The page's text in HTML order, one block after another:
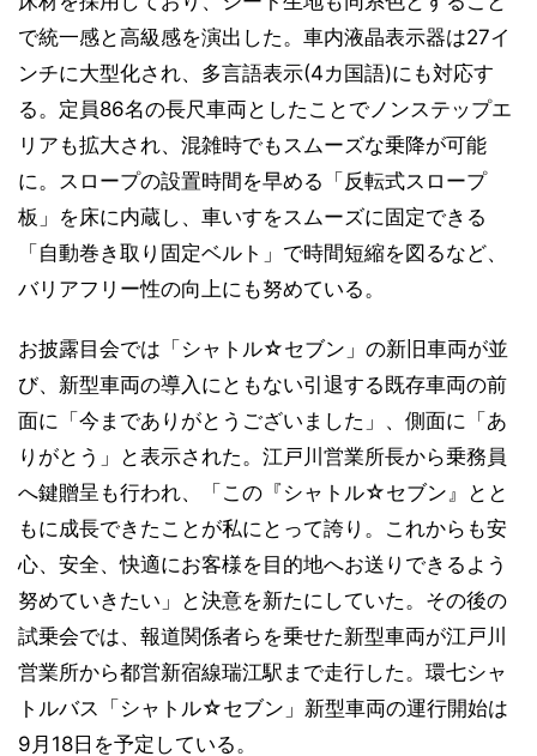
で統一感と高級感を演出した。車内液晶表示器は27イ
ンチに大型化され、多言語表示(4カ国語)にも対応す
る。定員86名の長尺車両としたことでノンステップエ
リアも拡大され、混雑時でもスムーズな乗降が可能
に。スロープの設置時間を早める「反転式スロープ
板」を床に内蔵し、車いすをスムーズに固定できる
「自動巻き取り固定ベルト」で時間短縮を図るなど、
バリアフリー性の向上にも努めている。
お披露目会では「シャトル☆セブン」の新旧車両が並
び、新型車両の導入にともない引退する既存車両の前
面に「今までありがとうございました」、側面に「あ
りがとう」と表示された。江戸川営業所長から乗務員
へ鍵贈呈も行われ、「この『シャトル☆セブン』とと
もに成長できたことが私にとって誇り。これからも安
心、安全、快適にお客様を目的地へお送りできるよう
努めていきたい」と決意を新たにしていた。その後の
試乗会では、報道関係者らを乗せた新型車両が江戸川
営業所から都営新宿線瑞江駅まで走行した。環七シャ
トルバス「シャトル☆セブン」新型車両の運行開始は
9月18日を予定している。